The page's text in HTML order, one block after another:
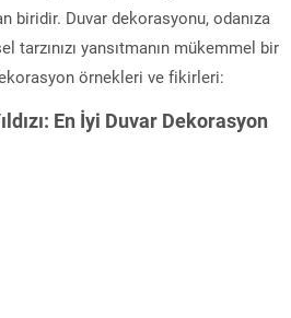
biridir. Duvar dekorasyonu, odanıza
tarzınızı yansıtmanın mükemmel bir
örnekleri ve fikirleri:
En İyi Duvar Dekorasyon